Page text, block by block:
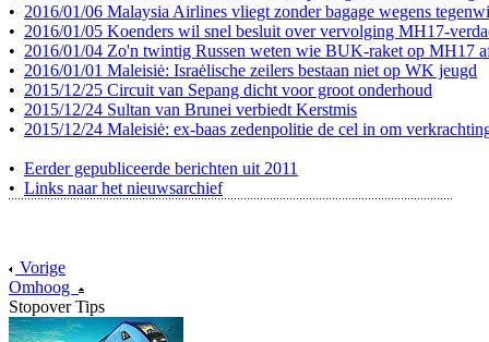
• 2016/01/06 Malaysia Airlines vliegt zonder bagage wegens
• 2016/01/05 Koenders wil snel besluit over vervolging MH17-
• 2016/01/04 Zo'n twintig Russen weten wie BUK-raket op MH17
• 2016/01/01 Maleisiė: Israėlische zeilers bestaan niet op WK jeugd
• 2015/12/25 Circuit van Sepang dicht voor groot onderhoud
• 2015/12/24 Sultan van Brunei verbiedt Kerstmis
• 2015/12/24 Maleisiė: ex-baas zedenpolitie de cel in om
• Eerder gepubliceerde berichten uit 2011
• Links naar het nieuwsarchief
Vorige
Omhoog
Stopover Tips